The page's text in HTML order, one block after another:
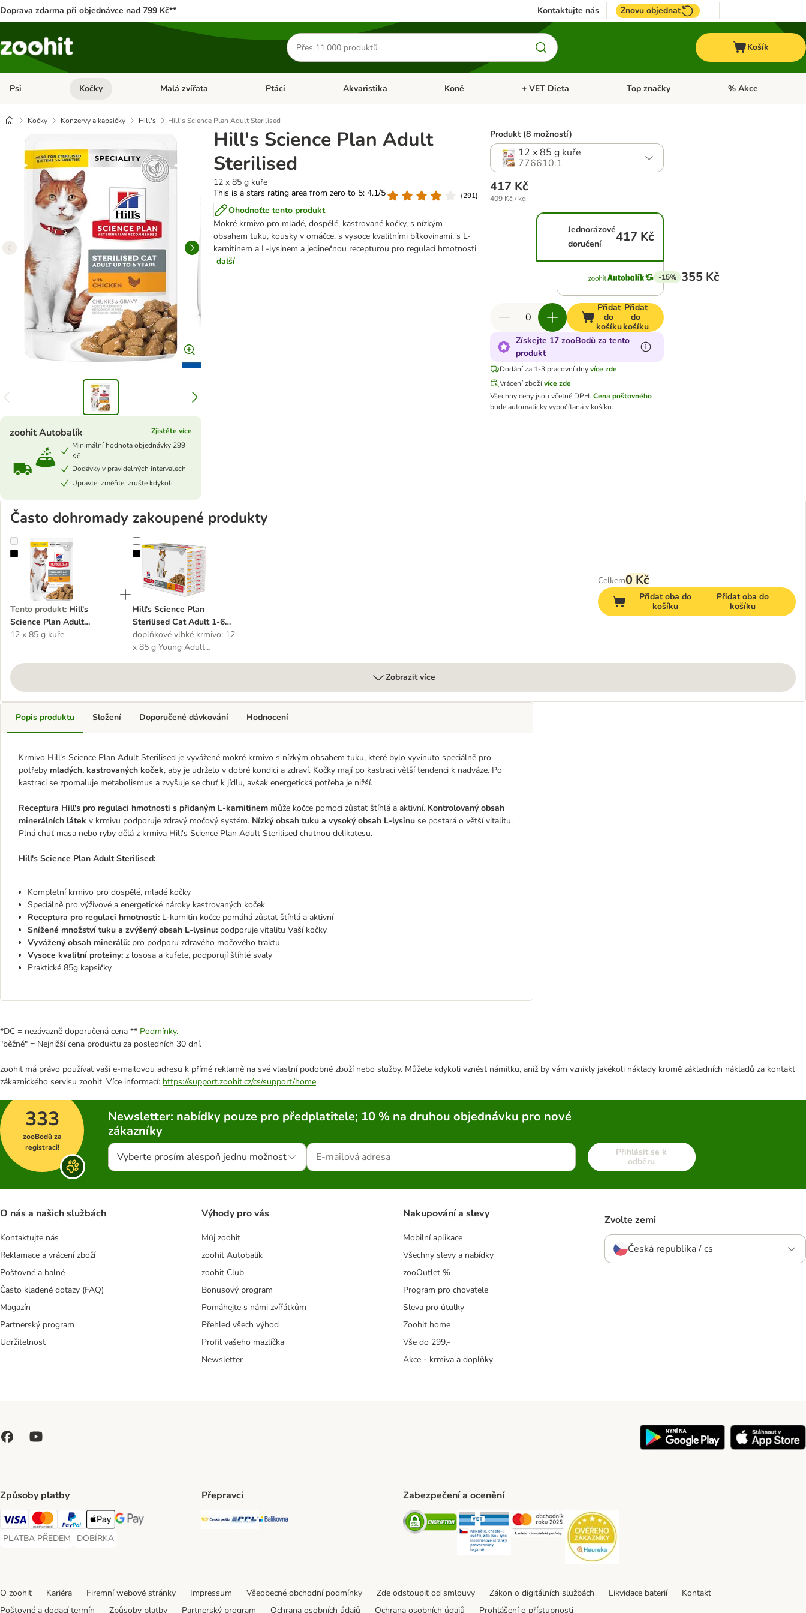
Doprava zdarma při objednávce nad 799 Kč** Kontaktujte nás Znovu objednat
Hledat
produkty
Košík
Psi Otevřít menu: Psi
Kočky Otevřít menu: Kočky
Malá zvířata Otevřít menu: Malá zvířata
Ptáci Otevřít menu: Ptáci
Akvaristika Otevřít menu: Akvaristika
Koně Otevřít menu: Koně
+ VET Dieta Otevřít menu: + VET Dieta
Top značky Otevřít menu: Top
% Akce
Kočky Konzervy a kapsičky Hill's Hill's Science Plan Adult Sterilised
Hill's Science Plan Adult
Sterilised
12 x 85 g kuře
This is a stars rating area from zero to 5: 4.1/5
(291)
Ohodnoťte tento produkt
Mokré krmivo pro mladé, dospělé, kastrované kočky, s nízkým
obsahem tuku, kousky v omáčce, s vysoce kvalitními bílkovinami, s L-
karnitinem a L-lysinem a jedinečnou recepturou pro regulaci hmotnosti
další
zoohit Autobalík
Zjistěte více
Minimální hodnota objednávky 299
Kč
Dodávky v pravidelných intervalech
Upravte, změňte, zrušte kdykoli
Produkt (8 možností)
12 x 85 g kuře
776610.1
417 Kč
409 Kč / kg
Jednorázové
doručení
417 Kč
-15% 355 Kč
Přidat
do
košíku
Přidat
do
košíku
Získejte 17 zooBodů za tento
produkt
Dodání za 1-3 pracovní dny více zde
Vrácení zbožívíce zde
Všechny ceny jsou včetně DPH. Cena poštovného
bude automaticky vypočítaná v košíku.
Často dohromady zakoupené produkty
Hill's Science Plan Adult Sterilised
Tento produkt: Hill's
Science Plan Adult
Sterilised
12 x 85 g kuře
Hill's Science Plan Sterilised Cat Adult 1-6 Chicken
Hill's Science Plan
Sterilised Cat Adult 1-6
Chicken
doplňkové vlhké krmivo: 12
x 85 g Young Adult
Celkem0 Kč
Přidat oba do
košíku
Přidat oba do
košíku
Zobrazit více
Popis produktu
Krmivo Hill's Science Plan Adult Sterilised je vyvážené mokré krmivo s nízkým obsahem tuku, které bylo vyvinuto speciálně pro
potřeby mladých, kastrovaných koček, aby je udrželo v dobré kondici a zdraví. Kočky mají po kastraci větší tendenci k nadváze. Po
kastraci se zpomaluje metabolismus a zvyšuje se chuť k jídlu, avšak energetická potřeba je nižší.
Receptura Hill's pro regulaci hmotnosti s přidaným L-karnitinem může kočce pomoci zůstat štíhlá a aktivní. Kontrolovaný obsah
minerálních látek v krmivu podporuje zdravý močový systém. Nízký obsah tuku a vysoký obsah L-lysinu se postará o větší vitalitu.
Plná chuť masa nebo ryby dělá z krmiva Hill's Science Plan Adult Sterilised chutnou delikatesu.
Hill's Science Plan Adult Sterilised:
Kompletní krmivo pro dospělé, mladé kočky
Speciálně pro výživové a energetické nároky kastrovaných koček
Receptura pro regulaci hmotnosti: L-karnitin kočce pomáhá zůstat štíhlá a aktivní
Snížené množství tuku a zvýšený obsah L-lysinu: podporuje vitalitu Vaší kočky
Vyvážený obsah minerálů: pro podporu zdravého močového traktu
Vysoce kvalitní proteiny: z lososa a kuřete, podporují štíhlé svaly
Praktické 85g kapsičky
Složení Doporučené dávkování Hodnocení
*DC = nezávazně doporučená cena ** Podmínky.
"běžně" = Nejnižší cena produktu za posledních 30 dní.
zoohit má právo používat vaši e-mailovou adresu k přímé reklamě na své vlastní podobné zboží nebo služby. Můžete kdykoli vznést námitku, aniž by vám vznikly jakékoli náklady kromě základních nákladů za kontakt
zákaznického servisu zoohit. Více informací: https://support.zoohit.cz/cs/support/home
333
zooBodů za
registraci!
Newsletter: nabídky pouze pro předplatitele; 10 % na druhou objednávku pro nové
zákazníky
Vyberte prosím alespoň jednu možnost
Přihlásit se k
odběru
O nás a našich službách
Kontaktujte nás
Reklamace a vrácení zboží
Poštovné a balné
Často kladené dotazy (FAQ)
Magazín
Partnerský program
Udržitelnost
Výhody pro vás
Můj zoohit
zoohit Autobalík
zoohit Club
Bonusový program
Pomáhejte s námi zvířátkům
Přehled všech výhod
Profil vašeho mazlíčka
Newsletter
Nakupování a slevy
Mobilní aplikace
Všechny slevy a nabídky
zooOutlet %
Program pro chovatele
Sleva pro útulky
Zoohit home
Vše do 299,-
Akce - krmiva a doplňky
Zvolte zemi
Česká republika / cs
Způsoby platby
Visa Payment Method
Mastercard Payment Method
PayPal Payment Method
Apple pay Payment Method
GooglePay Payment Method
PLATBA PŘEDEM
PLATBA PŘEDEM Payment Method
DOBÍRKA
DOBÍRKA Payment Method
Přepravci
Česká pošta Shipping Method
PPL Shipping Method
Balíkovna Shipping Method
Zabezpečení a ocenění
Security Security Security
O zoohit Kariéra Firemní webové stránky Impressum Všeobecné obchodní podmínky Zde odstoupit od smlouvy Zákon o digitálních službách Likvidace baterií
Kontakt
Poštovné a dodací termín
Způsoby platby Partnerský program Ochrana osobních údajů Ochrana osobních údajů Prohlášení o přístupnosti